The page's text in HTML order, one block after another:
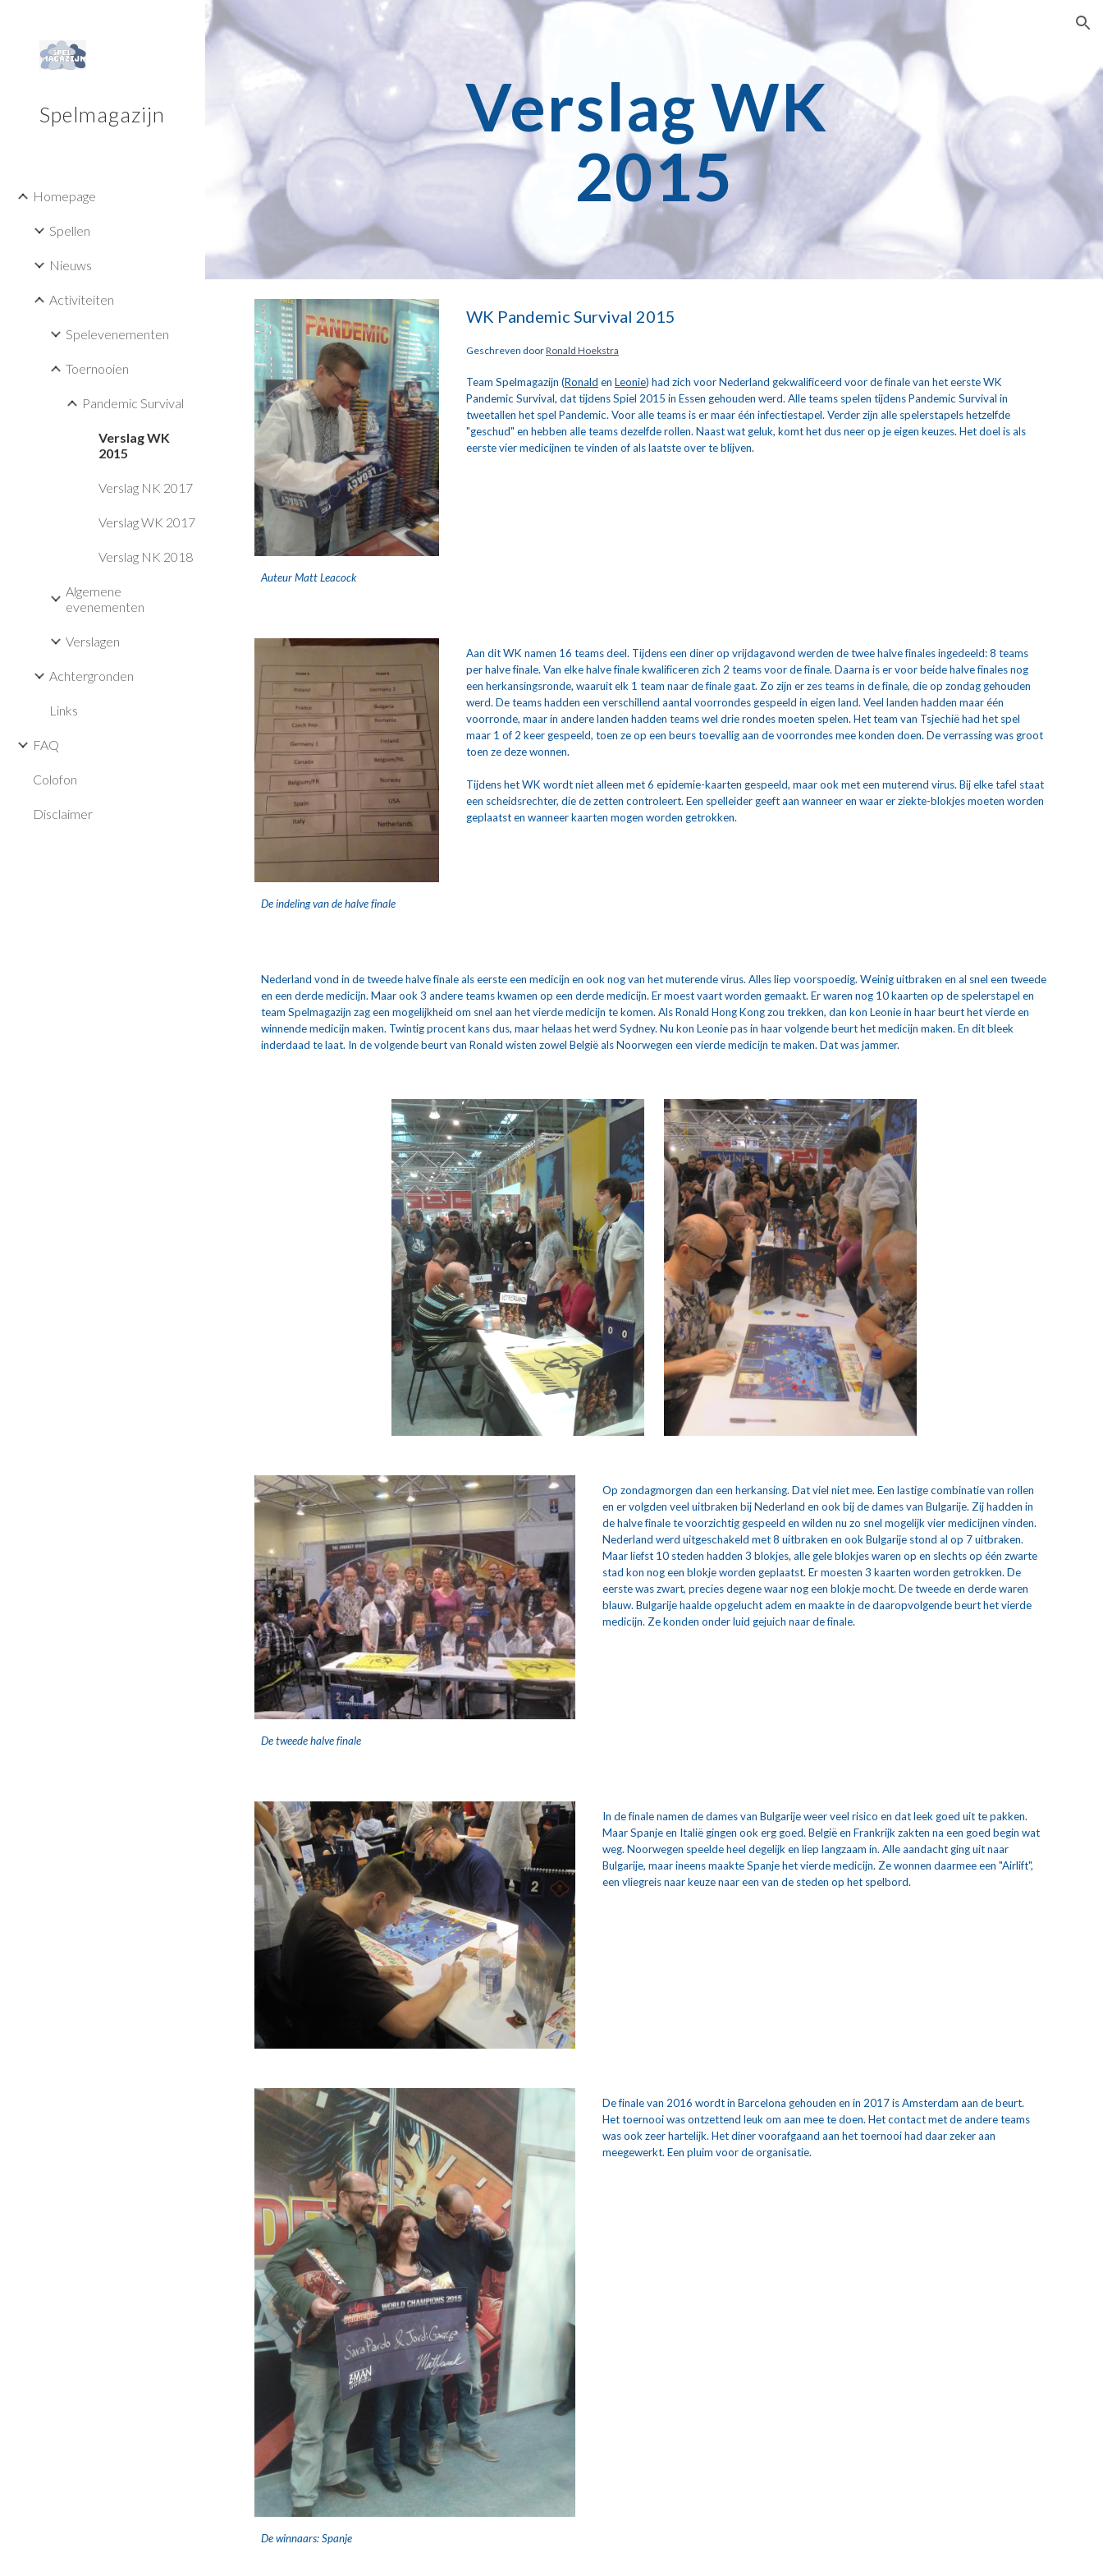
Skip to main content
Spelmagazijn
Homepage
Spellen
Nieuws
Activiteiten
Spelevenementen
Toernooien
Pandemic Survival
Verslag WK
2015
Verslag NK 2017
Verslag WK 2017
Verslag NK 2018
Algemene
evenementen
Verslagen
Achtergronden
Links
FAQ
Colofon
Disclaimer
Verslag WK
2015
Auteur Matt Leacock
WK Pandemic Survival 2015
Geschreven door Ronald Hoekstra
Team Spelmagazijn (Ronald en Leonie) had zich voor Nederland gekwalificeerd voor de finale van het eerste WK
Pandemic Survival, dat tijdens Spiel 2015 in Essen gehouden werd. Alle teams spelen tijdens Pandemic Survival in
tweetallen het spel Pandemic. Voor alle teams is er maar één infectiestapel. Verder zijn alle spelerstapels hetzelfde
"geschud" en hebben alle teams dezelfde rollen. Naast wat geluk, komt het dus neer op je eigen keuzes. Het doel is als
eerste vier medicijnen te vinden of als laatste over te blijven.
De indeling van de halve finale
Aan dit WK namen 16 teams deel. Tijdens een diner op vrijdagavond werden de twee halve finales ingedeeld: 8 teams
per halve finale. Van elke halve finale kwalificeren zich 2 teams voor de finale. Daarna is er voor beide halve finales nog
een herkansingsronde, waaruit elk 1 team naar de finale gaat. Zo zijn er zes teams in de finale, die op zondag gehouden
werd. De teams hadden een verschillend aantal voorrondes gespeeld in eigen land. Veel landen hadden maar één
voorronde, maar in andere landen hadden teams wel drie rondes moeten spelen. Het team van Tsjechië had het spel
maar 1 of 2 keer gespeeld, toen ze op een beurs toevallig aan de voorrondes mee konden doen. De verrassing was groot
toen ze deze wonnen.
Tijdens het WK wordt niet alleen met 6 epidemie-kaarten gespeeld, maar ook met een muterend virus. Bij elke tafel staat
een scheidsrechter, die de zetten controleert. Een spelleider geeft aan wanneer en waar er ziekte-blokjes moeten worden
geplaatst en wanneer kaarten mogen worden getrokken.
Nederland vond in de tweede halve finale als eerste een medicijn en ook nog van het muterende virus. Alles liep voorspoedig. Weinig uitbraken en al snel een tweede
en een derde medicijn. Maar ook 3 andere teams kwamen op een derde medicijn. Er moest vaart worden gemaakt. Er waren nog 10 kaarten op de spelerstapel en
team Spelmagazijn zag een mogelijkheid om snel aan het vierde medicijn te komen. Als Ronald Hong Kong zou trekken, dan kon Leonie in haar beurt het vierde en
winnende medicijn maken. Twintig procent kans dus, maar helaas het werd Sydney. Nu kon Leonie pas in haar volgende beurt het medicijn maken. En dit bleek
inderdaad te laat. In de volgende beurt van Ronald wisten zowel België als Noorwegen een vierde medicijn te maken. Dat was jammer.
De tweede halve finale
Op zondagmorgen dan een herkansing. Dat viel niet mee. Een lastige combinatie van rollen
en er volgden veel uitbraken bij Nederland en ook bij de dames van Bulgarije. Zij hadden in
de halve finale te voorzichtig gespeeld en wilden nu zo snel mogelijk vier medicijnen vinden.
Nederland werd uitgeschakeld met 8 uitbraken en ook Bulgarije stond al op 7 uitbraken.
Maar liefst 10 steden hadden 3 blokjes, alle gele blokjes waren op en slechts op één zwarte
stad kon nog een blokje worden geplaatst. Er moesten 3 kaarten worden getrokken. De
eerste was zwart, precies degene waar nog een blokje mocht. De tweede en derde waren
blauw. Bulgarije haalde opgelucht adem en maakte in de daaropvolgende beurt het vierde
medicijn. Ze konden onder luid gejuich naar de finale.
In de finale namen de dames van Bulgarije weer veel risico en dat leek goed uit te pakken.
Maar Spanje en Italië gingen ook erg goed. België en Frankrijk zakten na een goed begin wat
weg. Noorwegen speelde heel degelijk en liep langzaam in. Alle aandacht ging uit naar
Bulgarije, maar ineens maakte Spanje het vierde medicijn. Ze wonnen daarmee een "Airlift",
een vliegreis naar keuze naar een van de steden op het spelbord.
De winnaars: Spanje
De finale van 2016 wordt in Barcelona gehouden en in 2017 is Amsterdam aan de beurt.
Het toernooi was ontzettend leuk om aan mee te doen. Het contact met de andere teams
was ook zeer hartelijk. Het diner voorafgaand aan het toernooi had daar zeker aan
meegewerkt. Een pluim voor de organisatie.